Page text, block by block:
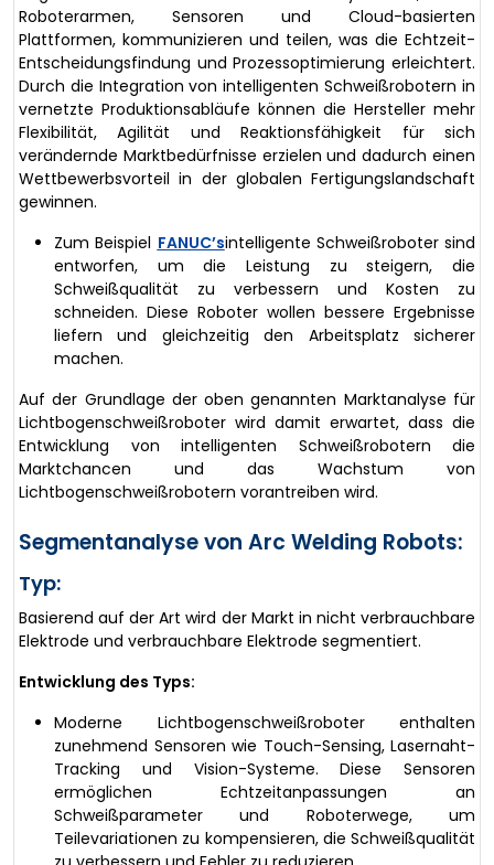
Roboterarmen, Sensoren und Cloud-basierten
Plattformen, kommunizieren und teilen, was die Echtzeit-
Entscheidungsfindung und Prozessoptimierung erleichtert.
Durch die Integration von intelligenten Schweißrobotern in
vernetzte Produktionsabläufe können die Hersteller mehr
Flexibilität, Agilität und Reaktionsfähigkeit für sich
verändernde Marktbedürfnisse erzielen und dadurch einen
Wettbewerbsvorteil in der globalen Fertigungslandschaft
gewinnen.
Zum Beispiel FANUC’sintelligente Schweißroboter sind
entworfen, um die Leistung zu steigern, die
Schweißqualität zu verbessern und Kosten zu
schneiden. Diese Roboter wollen bessere Ergebnisse
liefern und gleichzeitig den Arbeitsplatz sicherer
machen.
Auf der Grundlage der oben genannten Marktanalyse für
Lichtbogenschweißroboter wird damit erwartet, dass die
Entwicklung von intelligenten Schweißrobotern die
Marktchancen und das Wachstum von
Lichtbogenschweißrobotern vorantreiben wird.
Segmentanalyse von Arc Welding Robots:
Typ:
Basierend auf der Art wird der Markt in nicht verbrauchbare
Elektrode und verbrauchbare Elektrode segmentiert.
Entwicklung des Typs:
Moderne Lichtbogenschweißroboter enthalten
zunehmend Sensoren wie Touch-Sensing, Lasernaht-
Tracking und Vision-Systeme. Diese Sensoren
ermöglichen Echtzeitanpassungen an
Schweißparameter und Roboterwege, um
Teilevariationen zu kompensieren, die Schweißqualität